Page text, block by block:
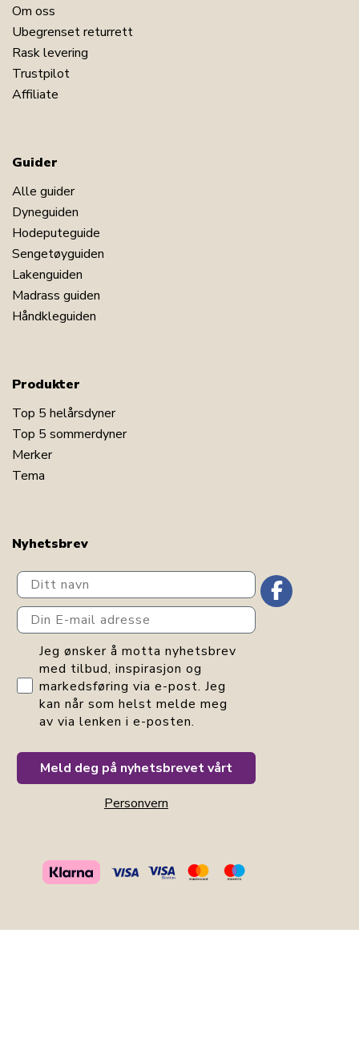
Om oss
Ubegrenset returrett
Rask levering
Trustpilot
Affiliate
Guider
Alle guider
Dyneguiden
Hodeputeguide
Sengetøyguiden
Lakenguiden
Madrass guiden
Håndkleguiden
Produkter
Top 5 helårsdyner
Top 5 sommerdyner
Merker
Tema
Nyhetsbrev
Ditt navn
Din E-mail adresse
GDPR consent
Jeg ønsker å motta nyhetsbrev
med tilbud, inspirasjon og
markedsføring via e-post. Jeg
kan når som helst melde meg
av via lenken i e-posten.
Meld deg på nyhetsbrevet vårt
Personvern